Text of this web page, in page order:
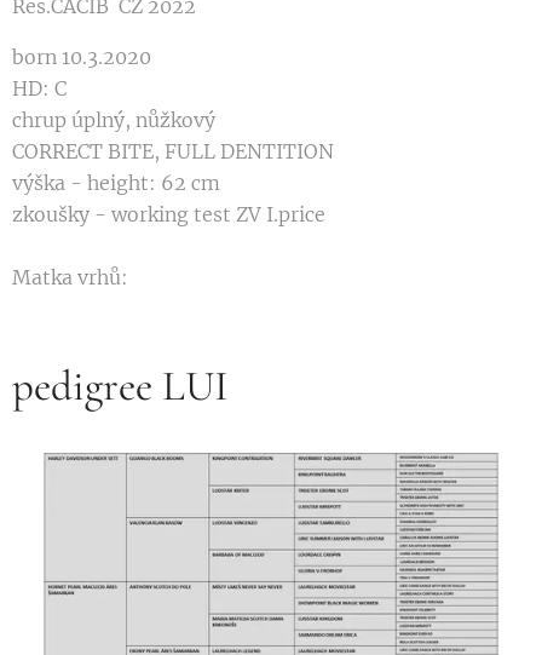
Res.CACIB CZ 2022
born 10.3.2020
HD: C
chrup úplný, nůžkový
CORRECT BITE, FULL DENTITION
výška - height: 62 cm
zkoušky - working test ZV I.price
Matka vrhů:
pedigree LUI